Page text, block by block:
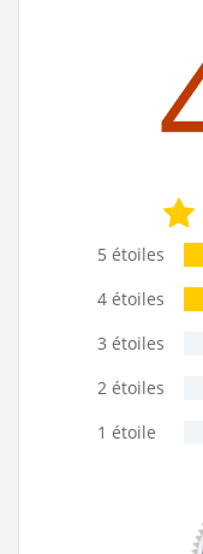
5 étoiles
4 étoiles
3 étoiles
2 étoiles
1 étoile